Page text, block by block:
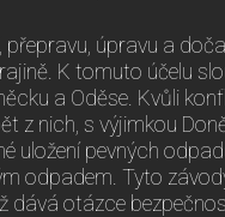
úpravu a
K tomuto účelu
a Oděse. Kvůli
z nich, s výjimkou
uložení pevných
odpadem. Tyto
dává otázce